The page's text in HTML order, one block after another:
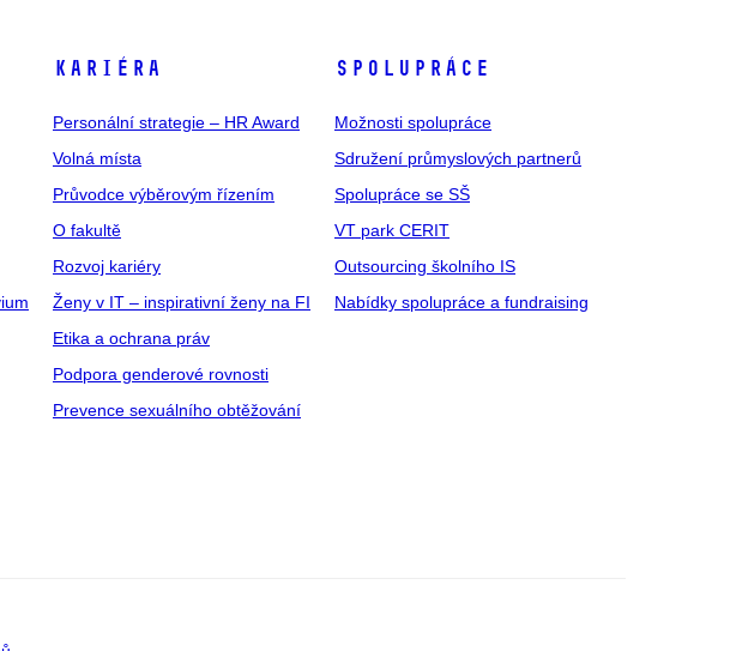
KARIÉRA
Personální strategie – HR Award
Volná místa
Průvodce výběrovým řízením
O fakultě
Rozvoj kariéry
Ženy v IT – inspirativní ženy na FI
Etika a ochrana práv
Podpora genderové rovnosti
Prevence sexuálního obtěžování
SPOLUPRÁCE
Možnosti spolupráce
Sdružení průmyslových partnerů
Spolupráce se SŠ
VT park CERIT
Outsourcing školního IS
Nabídky spolupráce a fundraising